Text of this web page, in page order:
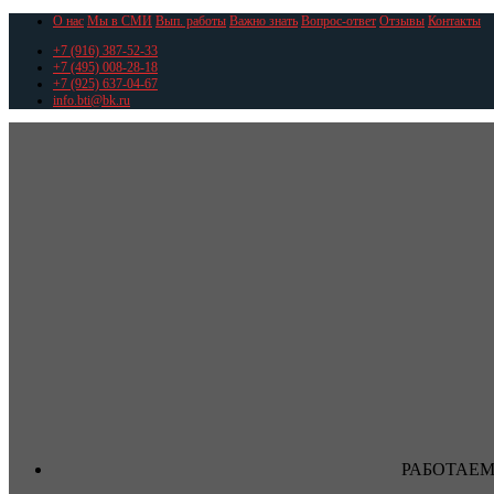
О нас Мы в СМИ Вып. работы Важно знать Вопрос-ответ Отзывы Контакты
+7 (916) 387-52-33
+7 (495) 008-28-18
+7 (925) 637-04-67
info.bti@bk.ru